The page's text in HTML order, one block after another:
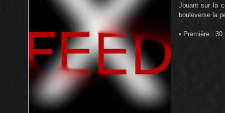
Jouant sur la
bouleverse la
• Première :